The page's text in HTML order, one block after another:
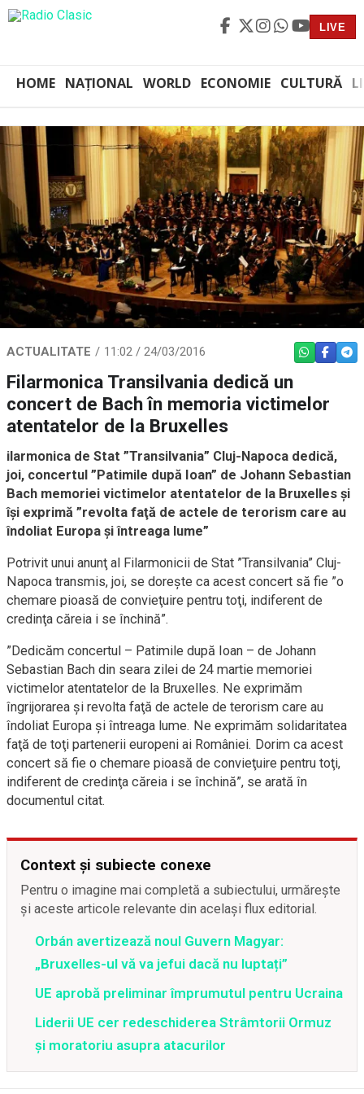
LIVE
HOME NAȚIONAL WORLD ECONOMIE CULTURĂ
ACTUALITATE 11:02 / 24/03/2016 WHATSAPP
Filarmonica Transilvania dedică un
concert de Bach în memoria victimelor
atentatelor de la Bruxelles
ilarmonica de Stat ”Transilvania” Cluj-Napoca dedică,
joi, concertul ”Patimile după Ioan” de Johann Sebastian
Bach memoriei victimelor atentatelor de la Bruxelles şi
îşi exprimă ”revolta faţă de actele de terorism care au
îndoliat Europa şi întreaga lume”
Potrivit unui anunţ al Filarmonicii de Stat ”Transilvania” Cluj-
Napoca transmis, joi, se doreşte ca acest concert să fie ”o
chemare pioasă de convieţuire pentru toţi, indiferent de
credinţa căreia i se închină”.
”Dedicăm concertul – Patimile după Ioan – de Johann
Sebastian Bach din seara zilei de 24 martie memoriei
victimelor atentatelor de la Bruxelles. Ne exprimăm
îngrijorarea şi revolta faţă de actele de terorism care au
îndoliat Europa şi întreaga lume. Ne exprimăm solidaritatea
faţă de toţi partenerii europeni ai României. Dorim ca acest
concert să fie o chemare pioasă de convieţuire pentru toţi,
indiferent de credinţa căreia i se închină”, se arată în
documentul citat.
Context și subiecte conexe
Pentru o imagine mai completă a subiectului, urmărește
și aceste articole relevante din același flux editorial.
Orbán avertizează noul Guvern Magyar:
„Bruxelles-ul vă va jefui dacă nu luptați”
UE aprobă preliminar împrumutul pentru Ucraina
Liderii UE cer redeschiderea Strâmtorii Ormuz
și moratoriu asupra atacurilor